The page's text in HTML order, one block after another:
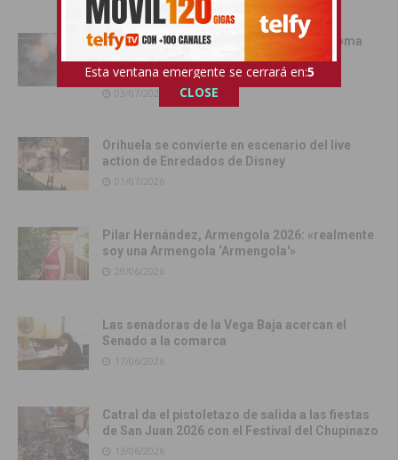
La Batalla de la Pólvora, el pregón y la Toma
jornada festiva en Rojales
03/07/2026
Orihuela se convierte en escenario del live
action de Enredados de Disney
01/07/2026
Pilar Hernández, Armengola 2026: «realmente
soy una Armengola ‘Armengola'»
29/06/2026
Las senadoras de la Vega Baja acercan el
Senado a la comarca
17/06/2026
Catral da el pistoletazo de salida a las fiestas
de San Juan 2026 con el Festival del Chupinazo
13/06/2026
Esta ventana emergente se cerrará en:4
CLOSE